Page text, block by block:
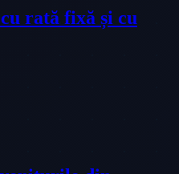
rată fixă și cu